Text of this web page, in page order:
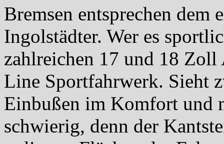
Bremsen entsprechen dem
Ingolstädter. Wer es
zahlreichen 17 und 18
Line Sportfahrwerk. Sieht
Einbußen im Komfort und
schwierig, denn der